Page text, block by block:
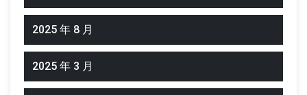
2025 年 8 月
2025 年 3 月